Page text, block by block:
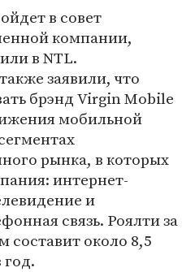
в совет
компании,
в NTL.
заявили, что
брэнд Virgin Mobile
мобильной
рынка, в которых
интернет-
и
связь. Роялти за
составит около 8,5